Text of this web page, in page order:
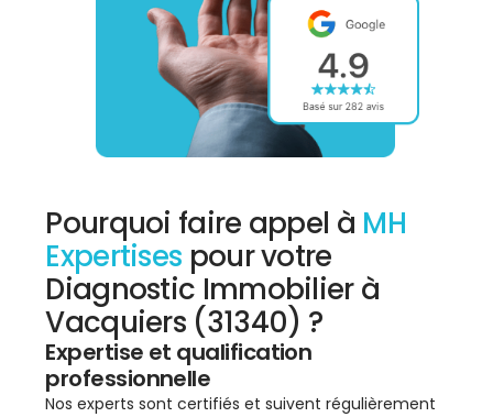
Pourquoi faire appel à MH
Expertises pour votre
Diagnostic Immobilier à
Vacquiers (31340) ?
Expertise et qualification
professionnelle
Nos experts sont certifiés et suivent régulièrement